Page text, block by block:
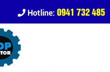
Hotline: 0941 732 485